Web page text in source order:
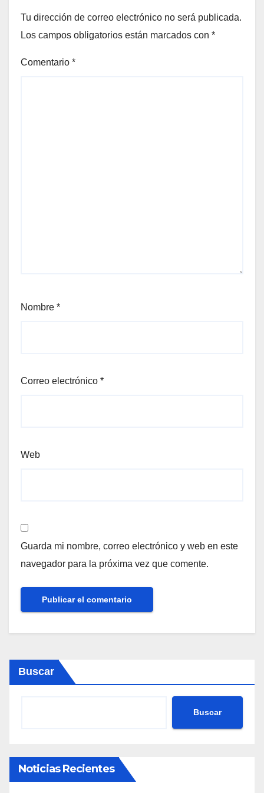
Tu dirección de correo electrónico no será publicada.
Los campos obligatorios están marcados con *
Comentario *
Nombre *
Correo electrónico *
Web
Guarda mi nombre, correo electrónico y web en este
navegador para la próxima vez que comente.
Buscar
Buscar
Noticias Recientes